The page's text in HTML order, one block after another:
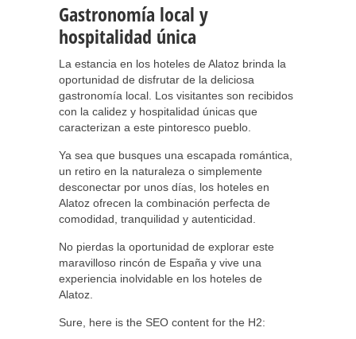
Gastronomía local y
hospitalidad única
La estancia en los hoteles de Alatoz brinda la
oportunidad de disfrutar de la deliciosa
gastronomía local. Los visitantes son recibidos
con la calidez y hospitalidad únicas que
caracterizan a este pintoresco pueblo.
Ya sea que busques una escapada romántica,
un retiro en la naturaleza o simplemente
desconectar por unos días, los hoteles en
Alatoz ofrecen la combinación perfecta de
comodidad, tranquilidad y autenticidad.
No pierdas la oportunidad de explorar este
maravilloso rincón de España y vive una
experiencia inolvidable en los hoteles de
Alatoz.
Sure, here is the SEO content for the H2: